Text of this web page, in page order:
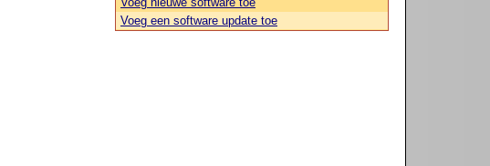
Voeg een software update toe